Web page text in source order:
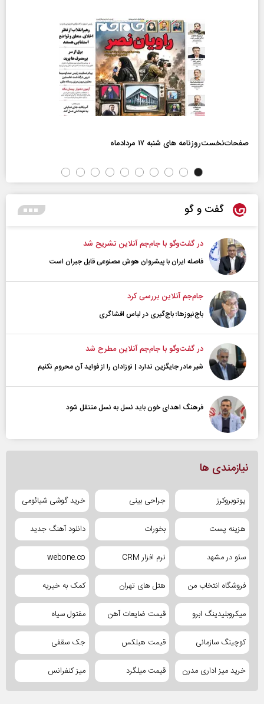
صفحات‌نخست‌روزنامه ها‌ی شنبه ۱۷ مردادماه
گفت و گو
در گفت‌و‌گو با جام‌جم آنلاین تشریح شد
فاصله ایران با پیشرو‌ان هوش مصنوعی قابل جبران است
جام‌جم آنلاین بررسی کرد
باج‌نیوزها؛ باج‌گیری در لباس افشاگری
در گفت‌و‌گو با جام‌جم آنلاین مطرح شد
شیر مادر جایگزین ندارد | نوزادان را از فواید آن محروم نکنیم
فرهنگ اهدای خون باید نسل به نسل منتقل شود
نیازمندی ها
یوتوبروکرز جراحی بینی خرید گوشی شیائومی
هزینه پست بخورات دانلود آهنگ جدید
سئو در مشهد نرم افزار CRM webone.co
فروشگاه انتخاب من هتل های تهران کمک به خیریه
میکروبلیدینگ ابرو قیمت ضایعات آهن مفتول سیاه
کوچینگ سازمانی قیمت هبلکس جک سقفی
خرید میز اداری مدرن قیمت میلگرد میز کنفرانس